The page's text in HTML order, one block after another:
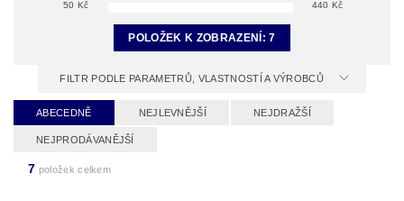
50 Kč 440 Kč
POLOŽEK K ZOBRAZENÍ:7
FILTR PODLE PARAMETRŮ, VLASTNOSTÍ A VÝROBCŮ
ABECEDNĚ NEJLEVNĚJŠÍ NEJDRAŽŠÍ
NEJPRODÁVANĚJŠÍ
7 položek celkem